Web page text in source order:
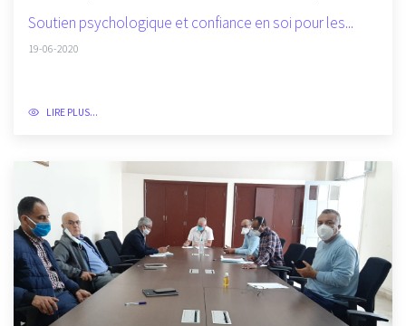
Soutien psychologique et confiance en soi pour les...
19-06-2020
LIRE PLUS...